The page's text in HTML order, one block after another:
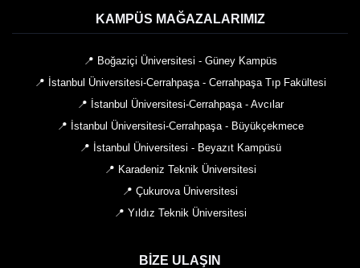
KAMPÜS MAĞAZALARIMIZ
📍 Boğaziçi Üniversitesi - Güney Kampüs
📍 İstanbul Üniversitesi-Cerrahpaşa - Cerrahpaşa Tıp Fakültesi
📍 İstanbul Üniversitesi-Cerrahpaşa - Avcılar
📍 İstanbul Üniversitesi-Cerrahpaşa - Büyükçekmece
📍 İstanbul Üniversitesi - Beyazıt Kampüsü
📍 Karadeniz Teknik Üniversitesi
📍 Çukurova Üniversitesi
📍 Yıldız Teknik Üniversitesi
BIZE ULAŞIN